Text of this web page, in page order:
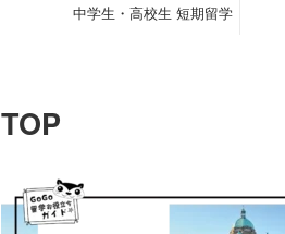
中学生・高校生 短期留学
TOP